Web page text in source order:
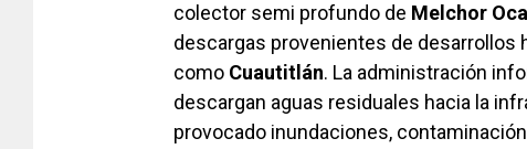
colector semi profundo de Melchor
descargas provenientes de
como Cuautitlán. La administración
descargan aguas residuales hacia la
provocado inundaciones,